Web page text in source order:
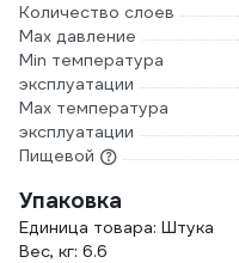
Количество слоев
Max давление
Min температура
эксплуатации
Мах температура
эксплуатации
Пищевой
Упаковка
Единица товара: Штука
Вес, кг: 6.6